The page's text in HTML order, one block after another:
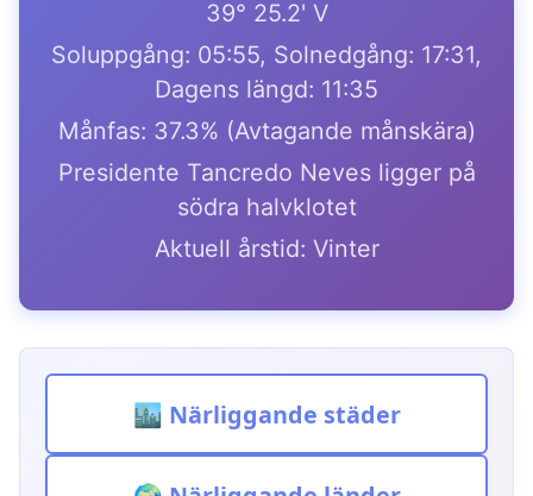
39° 25.2' V
Soluppgång: 05:55, Solnedgång: 17:31,
Dagens längd: 11:35
Månfas: 37.3% (Avtagande månskära)
Presidente Tancredo Neves ligger på
södra halvklotet
Aktuell årstid: Vinter
🏙️ Närliggande städer